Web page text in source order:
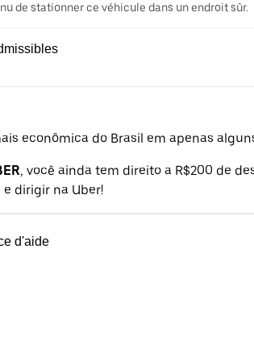
de stationner ce véhicule dans un endroit sûr.
econômica do Brasil em apenas
, você ainda tem direito a R$200 de
dirigir na Uber!
d'aide